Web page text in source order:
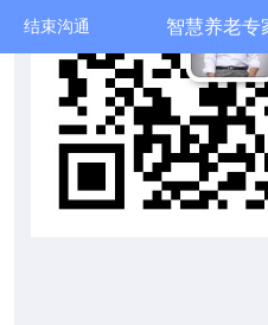
结束沟通 智慧养老专